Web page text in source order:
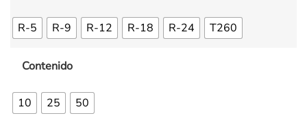
R-5 R-9 R-12 R-18 R-24 T260
Contenido
10 25 50